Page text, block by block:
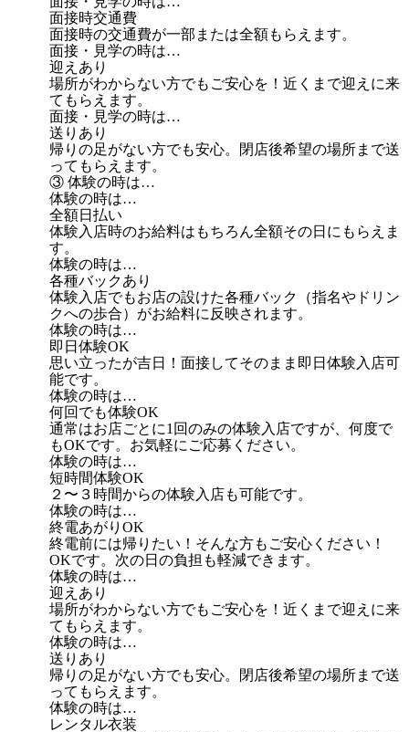
面接時交通費
面接時の交通費が一部または全額もらえます。
面接・見学の時は…
迎えあり
場所がわからない方でもご安心を！近くまで迎えに来
てもらえます。
面接・見学の時は…
送りあり
帰りの足がない方でも安心。閉店後希望の場所まで送
ってもらえます。
③ 体験の時は…
体験の時は…
全額日払い
体験入店時のお給料はもちろん全額その日にもらえま
す。
体験の時は…
各種バックあり
体験入店でもお店の設けた各種バック（指名やドリン
クへの歩合）がお給料に反映されます。
体験の時は…
即日体験OK
思い立ったが吉日！面接してそのまま即日体験入店可
能です。
体験の時は…
何回でも体験OK
通常はお店ごとに1回のみの体験入店ですが、何度で
もOKです。お気軽にご応募ください。
体験の時は…
短時間体験OK
２〜３時間からの体験入店も可能です。
体験の時は…
終電あがりOK
終電前には帰りたい！そんな方もご安心ください！
OKです。次の日の負担も軽減できます。
体験の時は…
迎えあり
場所がわからない方でもご安心を！近くまで迎えに来
てもらえます。
体験の時は…
送りあり
帰りの足がない方でも安心。閉店後希望の場所まで送
ってもらえます。
体験の時は…
レンタル衣装